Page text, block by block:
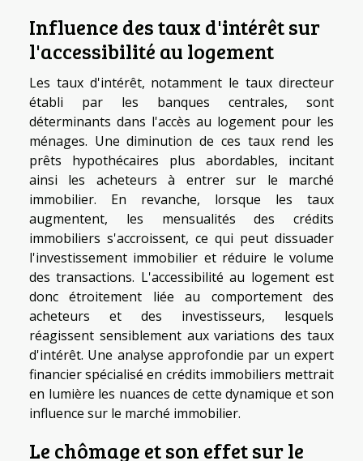
Influence des taux d'intérêt sur
l'accessibilité au logement
Les taux d'intérêt, notamment le taux directeur
établi par les banques centrales, sont
déterminants dans l'accès au logement pour les
ménages. Une diminution de ces taux rend les
prêts hypothécaires plus abordables, incitant
ainsi les acheteurs à entrer sur le marché
immobilier. En revanche, lorsque les taux
augmentent, les mensualités des crédits
immobiliers s'accroissent, ce qui peut dissuader
l'investissement immobilier et réduire le volume
des transactions. L'accessibilité au logement est
donc étroitement liée au comportement des
acheteurs et des investisseurs, lesquels
réagissent sensiblement aux variations des taux
d'intérêt. Une analyse approfondie par un expert
financier spécialisé en crédits immobiliers mettrait
en lumière les nuances de cette dynamique et son
influence sur le marché immobilier.
Le chômage et son effet sur le